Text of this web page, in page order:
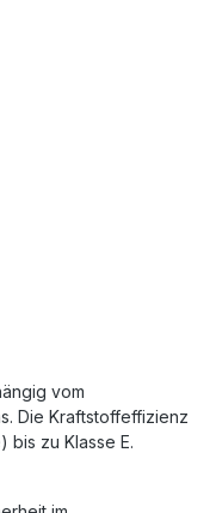
vom
Die Kraftstoffeffizienz
bis zu Klasse E.